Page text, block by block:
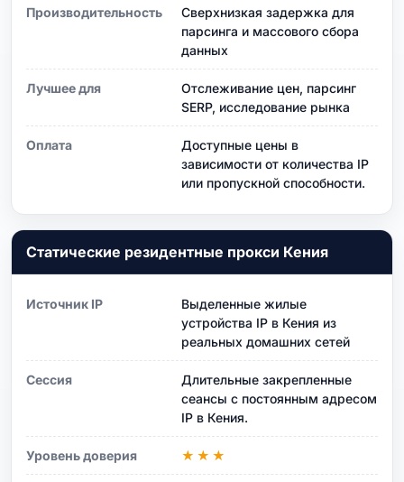
Производительность
Сверхнизкая задержка для
парсинга и массового сбора
данных
Лучшее для
Отслеживание цен, парсинг
SERP, исследование рынка
Оплата
Доступные цены в
зависимости от количества IP
или пропускной способности.
Статические резидентные прокси Кения
Источник IP
Выделенные жилые
устройства IP в Кения из
реальных домашних сетей
Сессия
Длительные закрепленные
сеансы с постоянным адресом
IP в Кения.
Уровень доверия ★★★